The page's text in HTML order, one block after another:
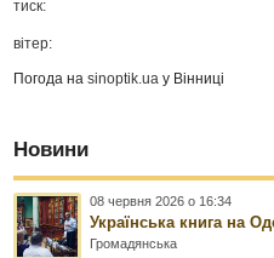
тиск:
вітер:
Погода наsinoptik.ua у Вінниці
Новини
08 червня 2026 о 16:34
Українська книга на
Громадянська